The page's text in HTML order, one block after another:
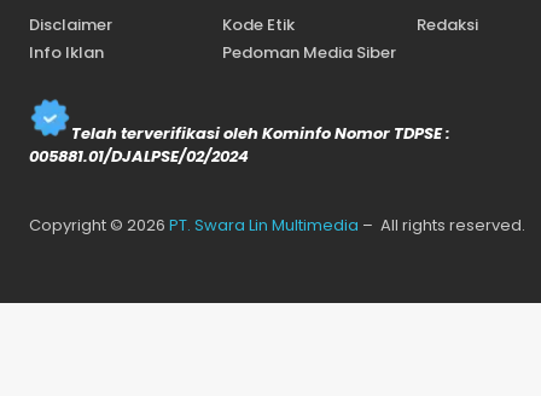
Disclaimer Kode Etik
Redaksi
Info Iklan
Pedoman Media Siber
Telah terverifikasi oleh Kominfo Nomor TDPSE :
005881.01/DJALPSE/02/2024
Copyright © 2026 PT. Swara Lin Multimedia – All rights reserved.